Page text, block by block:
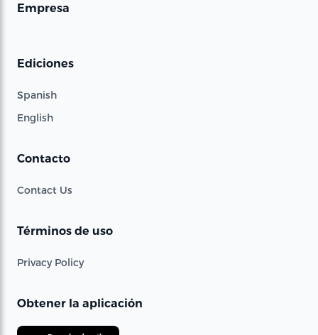
Empresa
Ediciones
Spanish
English
Contacto
Contact Us
Términos de uso
Privacy Policy
Obtener la aplicación